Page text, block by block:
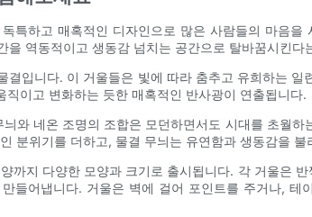
특하고 매혹적인 디자인으로 많은 사람들의 마음을
역동적이고 생동감 넘치는 공간으로 탈바꿈시킨다
입니다. 이 거울들은 빛에 따라 춤추고 유희하는 일
이고 변화하는 듯한 매혹적인 반사광이 연출됩니다.
와 네온 조명의 조합은 모던하면서도 시대를 초월하
분위기를 더하고, 물결 무늬는 유연함과 생동감을 불
까지 다양한 모양과 크기로 출시됩니다. 각 거울은
들어냅니다. 거울은 벽에 걸어 포인트를 주거나, 테